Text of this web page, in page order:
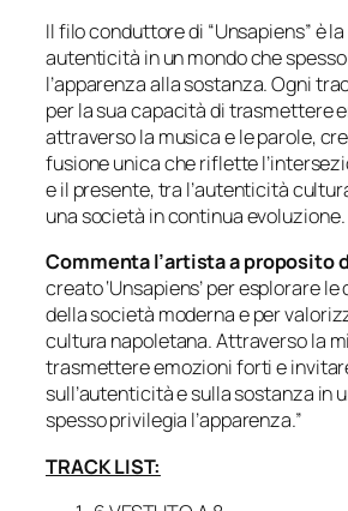
Il filo conduttore di “Unsapiens” è
autenticità in un mondo che
l’apparenza alla sostanza. Ogni
per la sua capacità di trasmettere
attraverso la musica e le parole,
fusione unica che riflette
e il presente, tra l’autenticità
una società in continua evoluzione.
Commenta l’artista a proposito
creato ‘Unsapiens’ per esplorare
della società moderna e per
cultura napoletana. Attraverso la
trasmettere emozioni forti e
sull’autenticità e sulla sostanza in
spesso privilegia l’apparenza.”
TRACK LIST: